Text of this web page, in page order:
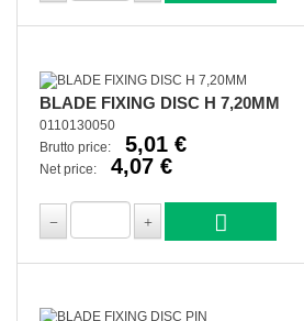
BLADE FIXING DISC H 7,20MM
0110130050
Brutto price:
5,01 €
Net price: 4,07 €